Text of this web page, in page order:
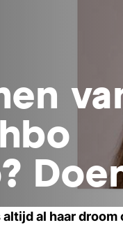
altijd al haar